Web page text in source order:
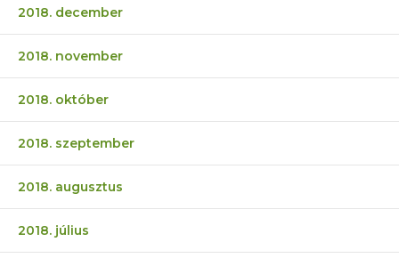
2018. december
2018. november
2018. október
2018. szeptember
2018. augusztus
2018. július